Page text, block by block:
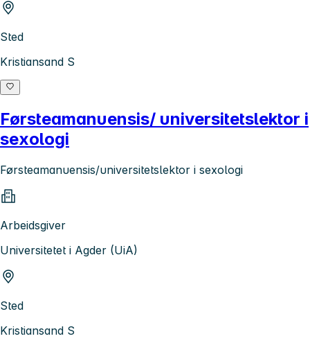
Sted
Kristiansand S
Førsteamanuensis/ universitetslektor i
sexologi
Førsteamanuensis/universitetslektor i sexologi
Arbeidsgiver
Universitetet i Agder (UiA)
Sted
Kristiansand S